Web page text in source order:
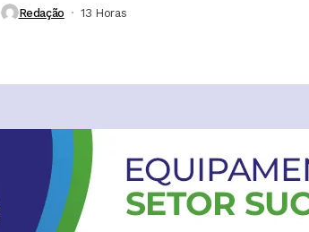
Redação 13 Horas ⁮